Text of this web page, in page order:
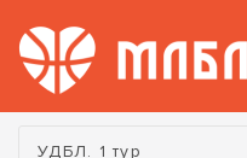
Турнир:
УДБЛ. 1 тур